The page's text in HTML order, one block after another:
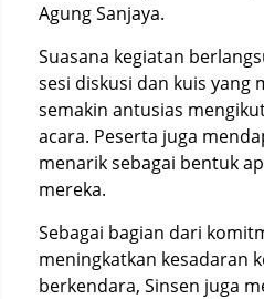
Agung Sanjaya.
Suasana kegiatan
sesi diskusi dan kuis yang
semakin antusias
acara. Peserta juga
menarik sebagai bentuk
mereka.
Sebagai bagian dari
meningkatkan kesadaran
berkendara, Sinsen juga